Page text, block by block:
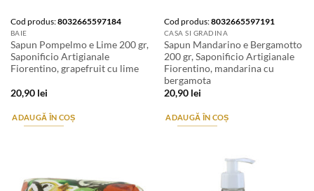
Cod produs:8032665597184
BAIE
Sapun Pompelmo e Lime 200 gr,
Saponificio Artigianale
Fiorentino, grapefruit cu lime
20,90 lei
ADAUGĂ ÎN COȘ
Cod produs:8032665597191
CASA SI GRADINA
Sapun Mandarino e Bergamotto
200 gr, Saponificio Artigianale
Fiorentino, mandarina cu
bergamota
20,90 lei
ADAUGĂ ÎN COȘ